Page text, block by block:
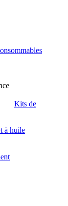
Kits de
à huile